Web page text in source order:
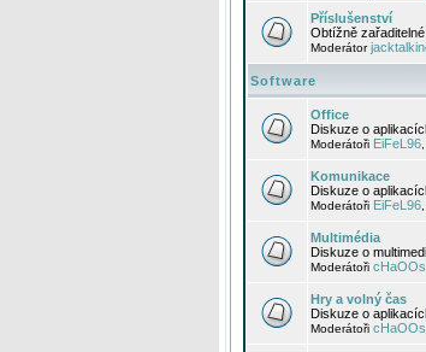
Příslušenství
Obtížně
Moderátor
Software
Office
Diskuze o
Moderátoři EiFeL96
Komunikace
Diskuze o
Moderátoři EiFeL96
Multimédia
Diskuze o
Moderátoři cHaOOs
Hry a volný čas
Diskuze o
Moderátoři cHaOOs